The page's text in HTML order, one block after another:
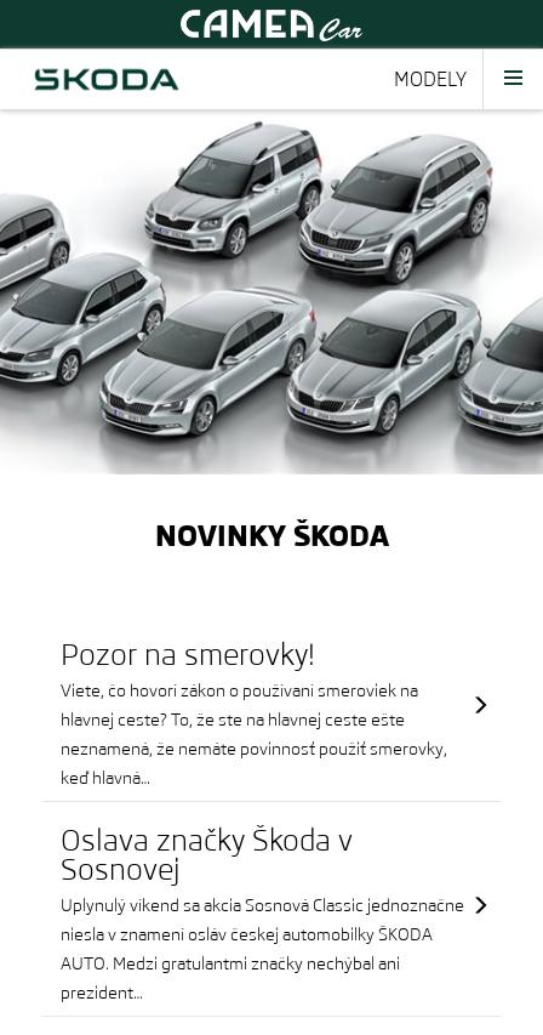
MODELY
NOVINKY ŠKODA
Pozor na smerovky!
Viete, čo hovorí zákon o používaní smeroviek na
hlavnej ceste? To, že ste na hlavnej ceste ešte
neznamená, že nemáte povinnosť použiť smerovky,
keď hlavná…
Oslava značky Škoda v
Sosnovej
Uplynulý víkend sa akcia Sosnová Classic jednoznačne
niesla v znamení osláv českej automobilky ŠKODA
AUTO. Medzi gratulantmi značky nechýbal ani
prezident…